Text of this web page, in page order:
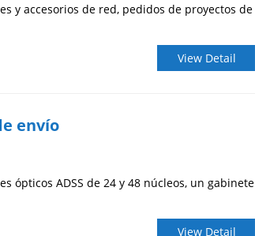
y accesorios de red, pedidos de proyectos de
View Detail
envío
ópticos ADSS de 24 y 48 núcleos, un gabinete
View Detail